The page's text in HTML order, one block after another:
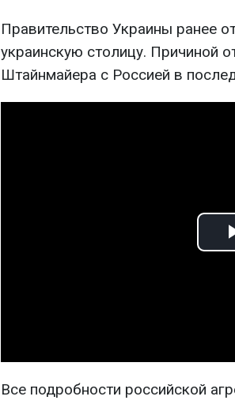
Правительство Украины ранее
украинскую столицу. Причиной
Штайнмайера с Россией в
Все подробности российской